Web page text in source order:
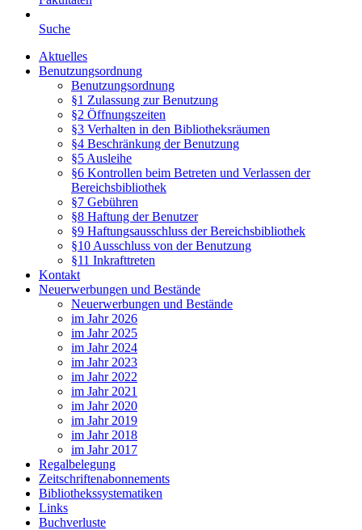
Suche
Aktuelles
Benutzungsordnung
Benutzungsordnung
§1 Zulassung zur Benutzung
§2 Öffnungszeiten
§3 Verhalten in den Bibliotheksräumen
§4 Beschränkung der Benutzung
§5 Ausleihe
§6 Kontrollen beim Betreten und Verlassen der
Bereichsbibliothek
§7 Gebühren
§8 Haftung der Benutzer
§9 Haftungsausschluss der Bereichsbibliothek
§10 Ausschluss von der Benutzung
§11 Inkrafttreten
Kontakt
Neuerwerbungen und Bestände
Neuerwerbungen und Bestände
im Jahr 2026
im Jahr 2025
im Jahr 2024
im Jahr 2023
im Jahr 2022
im Jahr 2021
im Jahr 2020
im Jahr 2019
im Jahr 2018
im Jahr 2017
Regalbelegung
Zeitschriftenabonnements
Bibliothekssystematiken
Links
Buchverluste